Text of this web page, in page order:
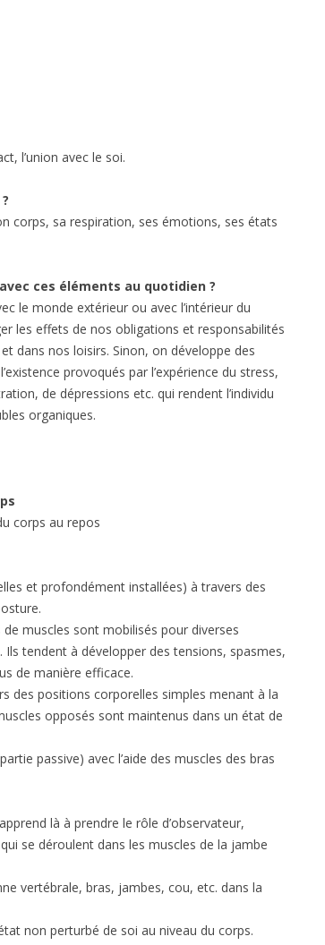
l’union avec le soi.
corps, sa respiration, ses émotions, ses états
ces éléments au quotidien ?
le monde extérieur ou avec l’intérieur du
les effets de nos obligations et responsabilités
dans nos loisirs. Sinon, on développe des
provoqués par l’expérience du stress,
de dépressions etc. qui rendent l’individu
organiques.
corps au repos
et profondément installées) à travers des
muscles sont mobilisés pour diverses
tendent à développer des tensions, spasmes,
de manière efficace.
des positions corporelles simples menant à la
opposés sont maintenus dans un état de
passive) avec l’aide des muscles des bras
là à prendre le rôle d’observateur,
se déroulent dans les muscles de la jambe
vertébrale, bras, jambes, cou, etc. dans la
non perturbé de soi au niveau du corps.